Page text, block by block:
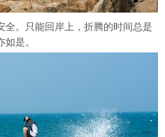
全。只能回岸上，折腾的时间总是
是。